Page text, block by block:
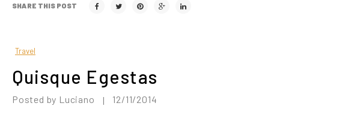
SHARE THIS POST
Travel
Quisque Egestas
Posted by Luciano | 12/11/2014